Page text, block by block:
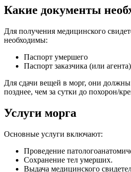
Какие документы
Для получения медицинского
необходимы:
Паспорт умершего
Паспорт заказчика (или агента)
Для сдачи вещей в морг, они
позднее, чем за сутки до похорон/
Услуги морга
Основные услуги включают:
Проведение
Сохранение тел умерших.
Выдача медицинского